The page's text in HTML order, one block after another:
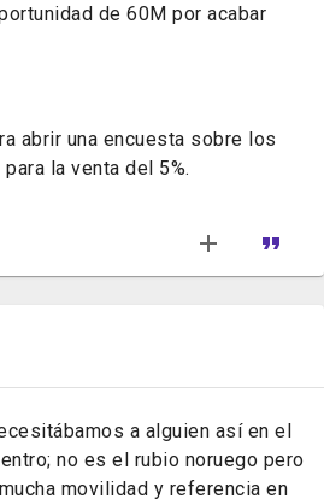
de 60M por acabar
abrir una encuesta sobre los
la venta del 5%.
a alguien así en el
no es el rubio noruego pero
movilidad y referencia en